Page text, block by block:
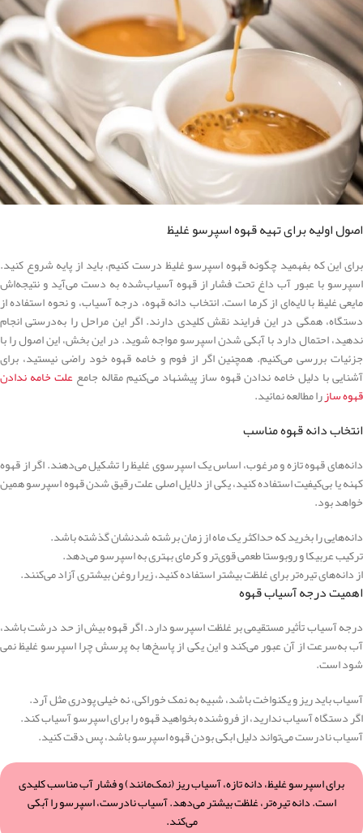
اصول اولیه برای تهیه قهوه اسپرسو غلیظ
برای این که بفهمید چگونه قهوه اسپرسو غلیظ درست کنیم، باید از پایه شروع کنید.
اسپرسو با عبور آب داغ تحت فشار از قهوه آسیاب‌شده به دست می‌آید و نتیجه‌اش
مایعی غلیظ با لایه‌ای از کرما است. انتخاب دانه قهوه، درجه آسیاب، و نحوه استفاده از
دستگاه، همگی در این فرایند نقش کلیدی دارند. اگر این مراحل را به‌درستی انجام
ندهید، احتمال دارد با آبکی شدن اسپرسو مواجه شوید. در این بخش، این اصول را با
جزئیات بررسی می‌کنیم. همچنین اگر از فوم و خامه قهوه خود راضی نیستید، برای
آشنایی با دلیل خامه ندادن قهوه ساز پیشنهاد می‌کنیم مقاله جامععلت خامه ندادن
قهوه سازرا مطالعه نمائید.
انتخاب دانه قهوه مناسب
دانه‌های قهوه تازه و مرغوب، اساس یک اسپرسوی غلیظ را تشکیل می‌دهند. اگر از قهوه
کهنه یا بی‌کیفیت استفاده کنید، یکی از دلایل اصلی علت رقیق شدن قهوه اسپرسو همین
خواهد بود.
دانه‌هایی را بخرید که حداکثر یک ماه از زمان برشته شدنشان گذشته باشد.
ترکیب عربیکا و روبوستا طعمی قوی‌تر و کرمای بهتری به اسپرسو می‌دهد.
از دانه‌های تیره‌تر برای غلظت بیشتر استفاده کنید، زیرا روغن بیشتری آزاد می‌کنند.
اهمیت درجه آسیاب قهوه
درجه آسیاب تأثیر مستقیمی بر غلظت اسپرسو دارد. اگر قهوه بیش از حد درشت باشد،
آب به‌سرعت از آن عبور می‌کند و این یکی از پاسخ‌ها به پرسش چرا اسپرسو غلیظ نمی
‌شود است.
آسیاب باید ریز و یکنواخت باشد، شبیه به نمک خوراکی، نه خیلی پودری مثل آرد.
اگر دستگاه آسیاب ندارید، از فروشنده بخواهید قهوه را برای اسپرسو آسیاب کند.
آسیاب نادرست می‌تواند دلیل ابکی بودن قهوه اسپرسو باشد، پس دقت کنید.
برای اسپرسو غلیظ، دانه تازه، آسیاب ریز (نمک‌مانند) و فشار آب مناسب کلیدی
است. دانه تیره‌تر، غلظت بیشتر می‌دهد. آسیاب نادرست، اسپرسو را آبکی
می‌کند.